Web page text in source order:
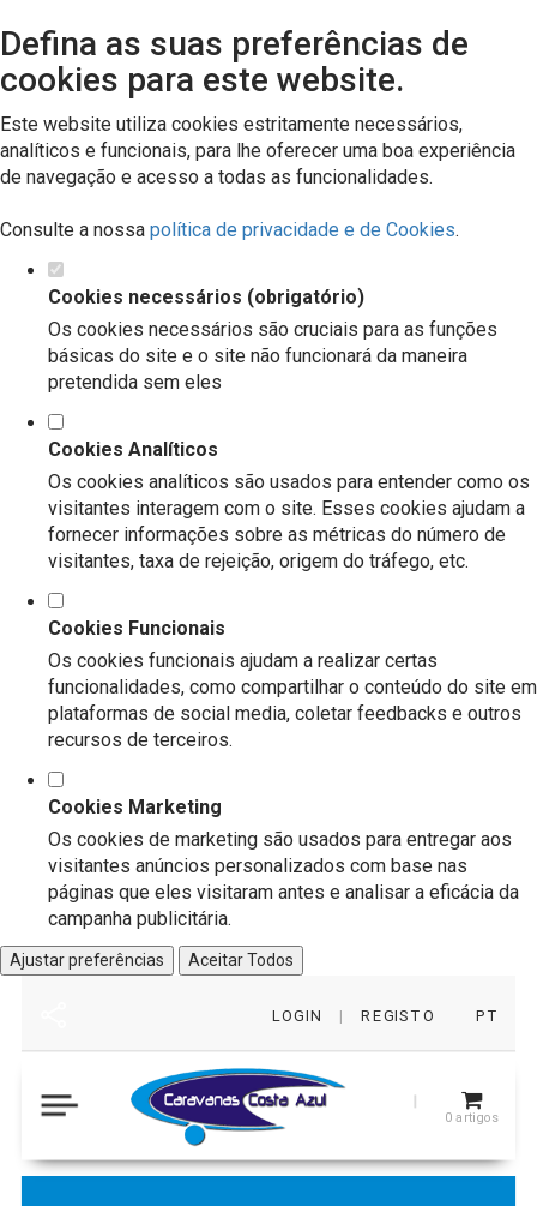
Defina as suas preferências de
cookies para este website.
Este website utiliza cookies estritamente necessários,
analíticos e funcionais, para lhe oferecer uma boa experiência
de navegação e acesso a todas as funcionalidades.
Consulte a nossa política de privacidade e de Cookies.
Cookies necessários (obrigatório)
Os cookies necessários são cruciais para as funções
básicas do site e o site não funcionará da maneira
pretendida sem eles
Cookies Analíticos
Os cookies analíticos são usados para entender como os
visitantes interagem com o site. Esses cookies ajudam a
fornecer informações sobre as métricas do número de
visitantes, taxa de rejeição, origem do tráfego, etc.
Cookies Funcionais
Os cookies funcionais ajudam a realizar certas
funcionalidades, como compartilhar o conteúdo do site em
plataformas de social media, coletar feedbacks e outros
recursos de terceiros.
Cookies Marketing
Os cookies de marketing são usados para entregar aos
visitantes anúncios personalizados com base nas
páginas que eles visitaram antes e analisar a eficácia da
campanha publicitária.
Ajustar preferências Aceitar Todos
LOGIN | REGISTO PT
0 artigos